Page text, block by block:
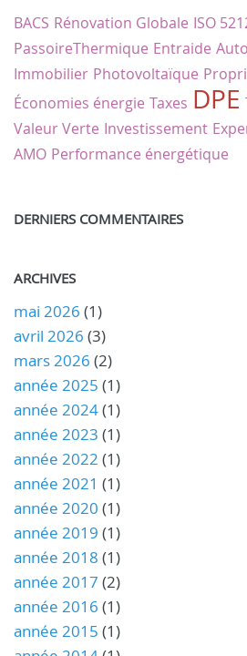
BACS Rénovation Globale ISO
PassoireThermique Entraide
Immobilier Photovoltaïque
Économies énergie Taxes DPE
Valeur Verte Investissement
AMO Performance énergétique
DERNIERS COMMENTAIRES
ARCHIVES
mai 2026 (1)
avril 2026 (3)
mars 2026 (2)
année 2025 (1)
année 2024(1)
année 2023 (1)
année 2022 (1)
année 2021 (1)
année 2020 (1)
année 2019 (1)
année 2018 (1)
année 2017 (2)
année 2016 (1)
année 2015 (1)